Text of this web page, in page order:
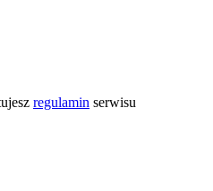
regulamin serwisu